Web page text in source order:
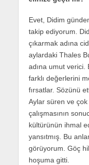
Evet, Didim
takip ediyorum.
çıkarmak adına
aylardaki Thales
adına umut verici.
farklı değerlerini
fırsatlar. Sözünü
Aylar süren ve
çalışmasının
kültürünün ihmal
yansıtmış. Bu
görüyorum. Göç
hoşuma gitti.